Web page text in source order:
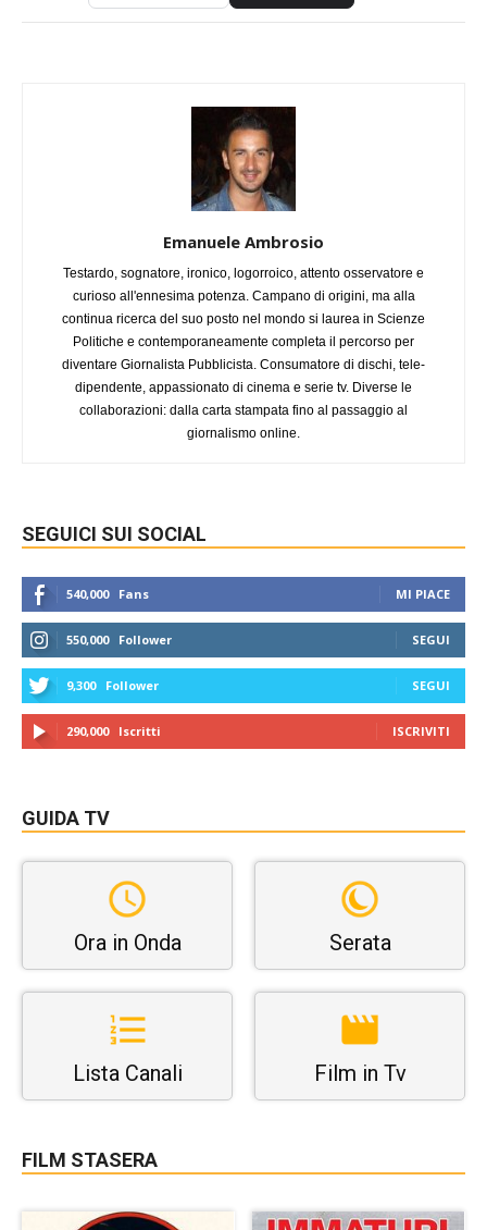
Emanuele Ambrosio
Testardo, sognatore, ironico, logorroico, attento osservatore e
curioso all'ennesima potenza. Campano di origini, ma alla
continua ricerca del suo posto nel mondo si laurea in Scienze
Politiche e contemporaneamente completa il percorso per
diventare Giornalista Pubblicista. Consumatore di dischi, tele-
dipendente, appassionato di cinema e serie tv. Diverse le
collaborazioni: dalla carta stampata fino al passaggio al
giornalismo online.
SEGUICI SUI SOCIAL
540,000 Fans MI PIACE
550,000 Follower SEGUI
9,300 Follower SEGUI
290,000 Iscritti ISCRIVITI
GUIDA TV
Ora in Onda Serata
Lista Canali Film in Tv
FILM STASERA